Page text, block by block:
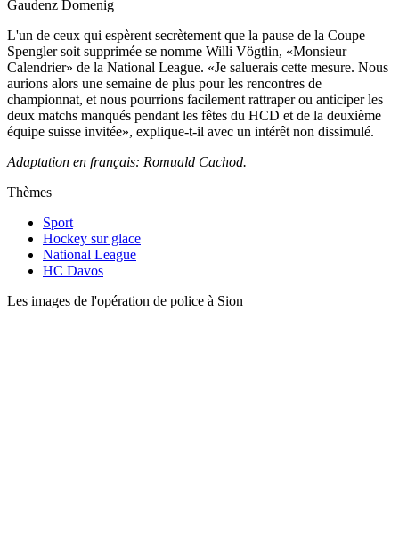
Gaudenz Domenig
L'un de ceux qui espèrent secrètement que la pause de la Coupe
Spengler soit supprimée se nomme Willi Vögtlin, «Monsieur
Calendrier» de la National League. «Je saluerais cette mesure. Nous
aurions alors une semaine de plus pour les rencontres de
championnat, et nous pourrions facilement rattraper ou anticiper les
deux matchs manqués pendant les fêtes du HCD et de la deuxième
équipe suisse invitée», explique-t-il avec un intérêt non dissimulé.
Adaptation en français: Romuald Cachod.
Thèmes
Sport
Hockey sur glace
National League
HC Davos
Les images de l'opération de police à Sion